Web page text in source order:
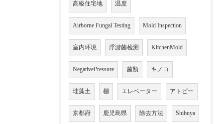
高級住宅地 温度
Airborne Fungal Testing Mold Inspection
室内环境 浮游菌检测 KitchenMold
NegativePressure 菌類 キノコ
珪藻土 棚 エレベーター アトピー
京都府 鹿児島県 除去方法 Shibuya